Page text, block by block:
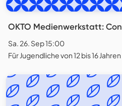
OKTO Medienwerkstatt:
Sa. 26. Sep 15:00
Für Jugendliche von 12 bis 16 Jahren